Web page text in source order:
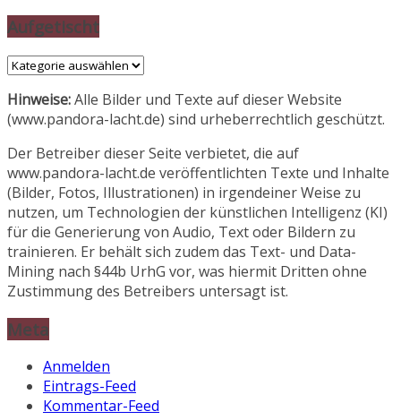
Aufgetischt
Aufgetischt
Hinweise:Alle Bilder und Texte auf dieser Website
(www.pandora-lacht.de) sind urheberrechtlich geschützt.
Der Betreiber dieser Seite verbietet, die auf
www.pandora-lacht.de veröffentlichten Texte und Inhalte
(Bilder, Fotos, Illustrationen) in irgendeiner Weise zu
nutzen, um Technologien der künstlichen Intelligenz (KI)
für die Generierung von Audio, Text oder Bildern zu
trainieren. Er behält sich zudem das Text- und Data-
Mining nach §44b UrhG vor, was hiermit Dritten ohne
Zustimmung des Betreibers untersagt ist.
Meta
Anmelden
Eintrags-Feed
Kommentar-Feed